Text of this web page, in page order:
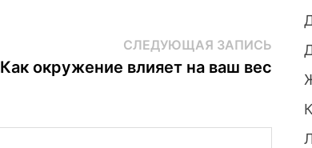
СЛЕДУЮЩАЯ ЗАПИСЬ
Как окружение влияет на ваш вес